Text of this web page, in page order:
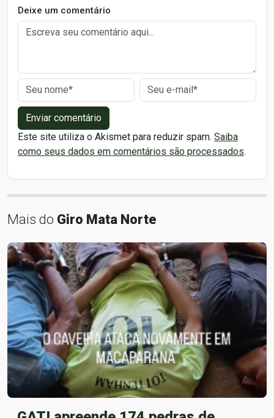
Deixe um comentário
Enviar comentário
Este site utiliza o Akismet para reduzir spam. Saiba
como seus dados em comentários são processados.
Mais do Giro Mata Norte